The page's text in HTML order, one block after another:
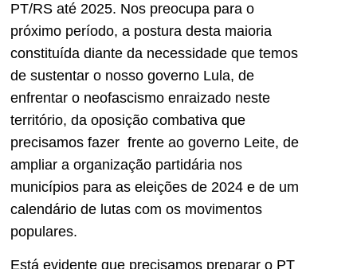
PT/RS até 2025. Nos preocupa para o
próximo período, a postura desta maioria
constituída diante da necessidade que temos
de sustentar o nosso governo Lula, de
enfrentar o neofascismo enraizado neste
território, da oposição combativa que
precisamos fazer frente ao governo Leite, de
ampliar a organização partidária nos
municípios para as eleições de 2024 e de um
calendário de lutas com os movimentos
populares.
Está evidente que precisamos preparar o PT